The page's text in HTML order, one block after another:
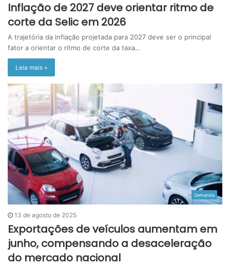
Inflação de 2027 deve orientar ritmo de
corte da Selic em 2026
A trajetória da inflação projetada para 2027 deve ser o principal
fator a orientar o ritmo de corte da taxa…
Leia mais »
Demanda
13 de agosto de 2025
Exportações de veículos aumentam em
junho, compensando a desaceleração
do mercado nacional